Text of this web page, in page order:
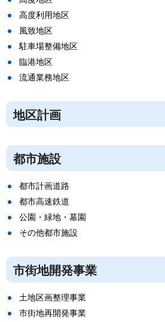
高度利用地区
風致地区
駐車場整備地区
臨港地区
流通業務地区
地区計画
都市施設
都市計画道路
都市高速鉄道
公園・緑地・墓園
その他都市施設
市街地開発事業
土地区画整理事業
市街地再開発事業